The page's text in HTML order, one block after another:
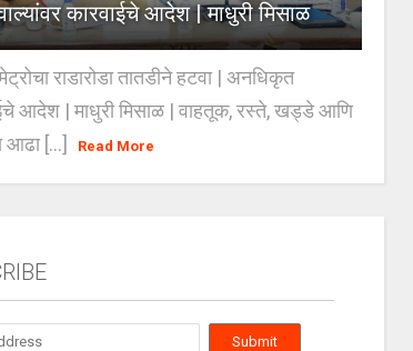
कारवाईचे आदेश | माधुरी मिसाळ
राडारोडा तातडीने हटवा | अनधिकृत
आदेश | माधुरी मिसाळ | वाहतूक, रस्ते, खड्डे आणि
आढा [...]
Read More